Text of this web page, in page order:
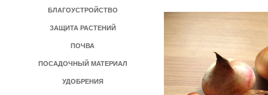
БЛАГОУСТРОЙСТВО
ЗАЩИТА РАСТЕНИЙ
ПОЧВА
ПОСАДОЧНЫЙ МАТЕРИАЛ
УДОБРЕНИЯ